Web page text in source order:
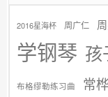
2016星海杯 周广仁
学钢琴 孩
布格缪勒练习曲 常桦